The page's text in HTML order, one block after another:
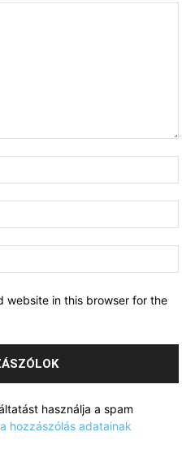
website in this browser for the
használja a spam
hozzászólás adatainak